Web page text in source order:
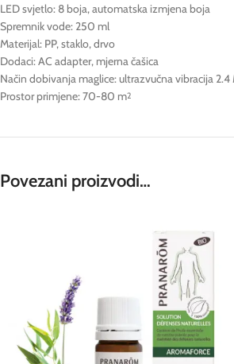
LED svjetlo: 8 boja, automatska izmjena boja
Spremnik vode: 250 ml
Materijal: PP, staklo, drvo
Dodaci: AC adapter, mjerna čašica
Način dobivanja maglice: ultrazvučna vibracija 2.4
Prostor primjene: 70-80 m2
Povezani proizvodi…